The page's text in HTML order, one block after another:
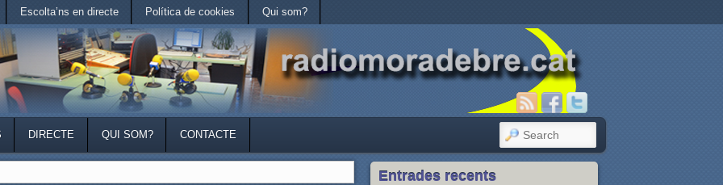
Escolta’ns en directe Política de cookies Qui som?
DIRECTE QUI SOM? CONTACTE SEARCH
Entrades recents